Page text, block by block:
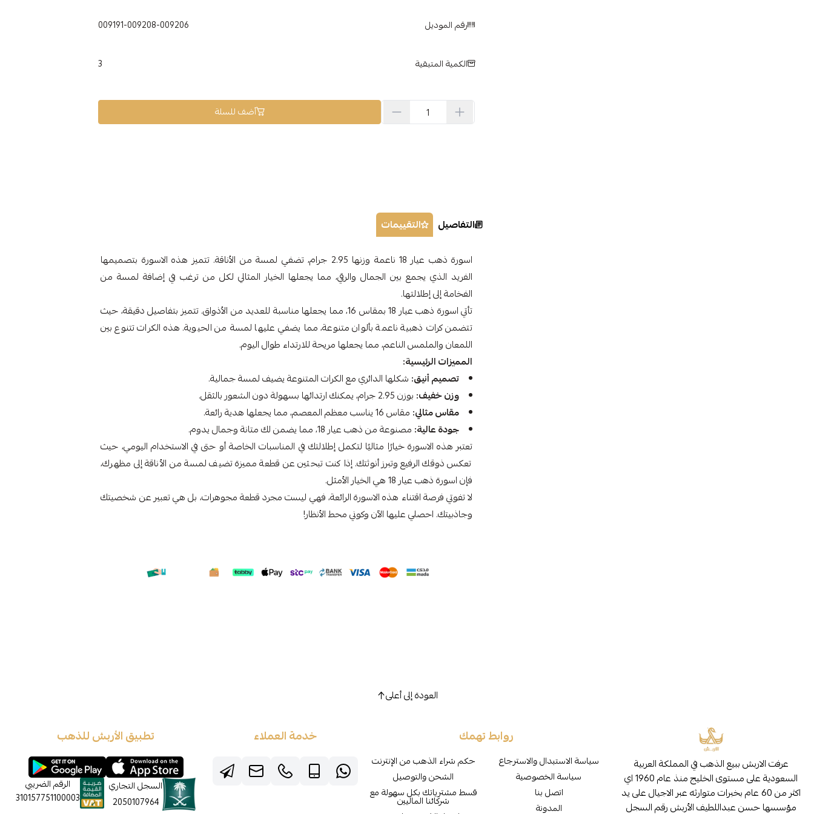
رقم الموديل 009191-009208-009206
الكمية المتبقية 3
أضف للسلة
التفاصيل التقييمات
اسورة ذهب عيار 18 ناعمة وزنها 2.95 جرام، تضفي لمسة من الأناقة. تتميز هذه الاسورة بتصميمها
الفريد الذي يجمع بين الجمال والرقي، مما يجعلها الخيار المثالي لكل من ترغب في إضافة لمسة من
الفخامة إلى إطلالتها.
تأتي اسورة ذهب عيار 18 بمقاس 16، مما يجعلها مناسبة للعديد من الأذواق. تتميز بتفاصيل دقيقة، حيث
تتضمن كرات ذهبية ناعمة بألوان متنوعة، مما يضفي عليها لمسة من الحيوية. هذه الكرات تتنوع بين
اللمعان والملمس الناعم، مما يجعلها مريحة للارتداء طوال اليوم.
المميزات الرئيسية:
تصميم أنيق: شكلها الدائري مع الكرات المتنوعة يضيف لمسة جمالية.
وزن خفيف: بوزن 2.95 جرام، يمكنك ارتدائها بسهولة دون الشعور بالثقل.
مقاس مثالي: مقاس 16 يناسب معظم المعصم، مما يجعلها هدية رائعة.
جودة عالية: مصنوعة من ذهب عيار 18، مما يضمن لك متانة وجمال يدوم.
تعتبر هذه الاسورة خيارًا مثاليًا لتكمل إطلالتك في المناسبات الخاصة أو حتى في الاستخدام اليومي، حيث
تعكس ذوقك الرفيع وتبرز أنوثتك. إذا كنت تبحثين عن قطعة مميزة تضيف لمسة من الأناقة إلى مظهرك،
فإن اسورة ذهب عيار 18 هي الخيار الأمثل.
لا تفوتي فرصة اقتناء هذه الاسورة الرائعة، فهي ليست مجرد قطعة مجوهرات، بل هي تعبير عن شخصيتك
وجاذبيتك. احصلي عليها الآن وكوني محط الأنظار!
العودة إلى أعلى
عرفت الاربش ببيع الذهب في المملكة العربية
السعودية على مستوى الخليج منذ عام 1960 اي
اكثر من 60 عام بخبرات متوارثه عبر الاجيال على يد
مؤسسها حسن عبداللطيف الأربش رقم السجل
روابط تهمك
سياسة الاستبدال والاسترجاع
سياسة الخصوصية
اتصل بنا
المدونة
حكم شراء الذهب من الإنترنت
الشحن والتوصيل
قسط مشترياتك بكل سهولة مع
شركائنا الماليين
خدمة العملاء تطبيق الأربش للذهب
السجل التجاري
2050107964
الرقم الضريبي
310157751100003